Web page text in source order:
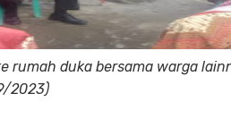
rumah duka bersama warga
2023)